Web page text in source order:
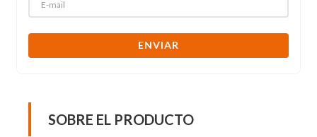
ENVIAR
SOBRE EL PRODUCTO